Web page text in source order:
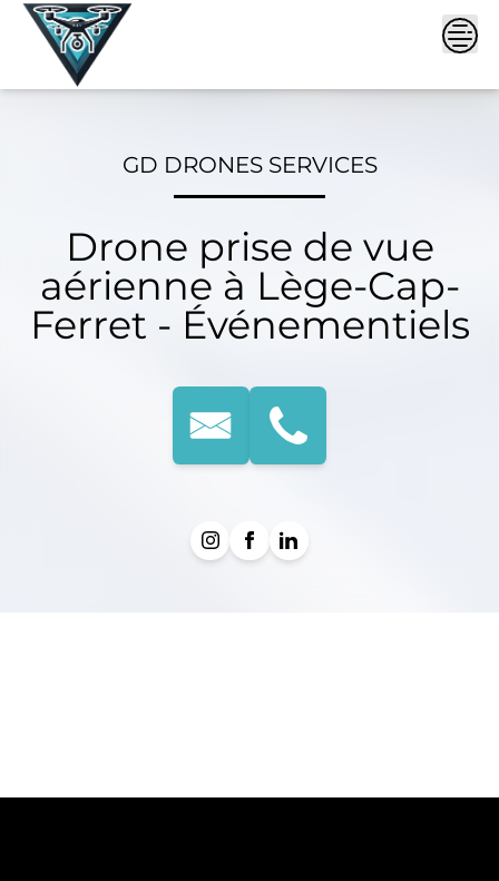
Skip
GD DRONES SERVICES
Drone prise de vue
aérienne à Lège-Cap-
Ferret - Événementiels